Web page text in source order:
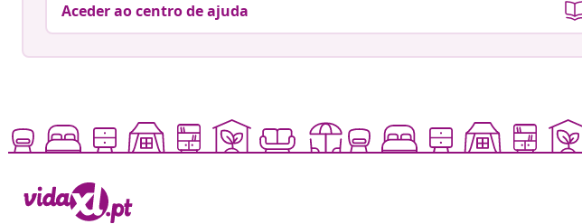
Aceder ao centro de ajuda